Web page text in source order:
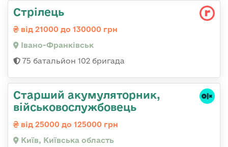
Стрілець
від 21000 до 130000 грн
Івано-Франківськ
75 батальйон 102 бригада
Старший акумуляторник,
військовослужбовець
від 25000 до 125000 грн
Київ, Київська область